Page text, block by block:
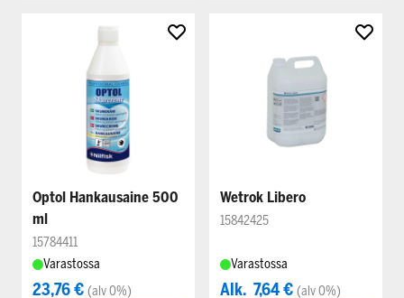
Optol Hankausaine 500
ml
15784411
Varastossa
23,76 € (alv 0%)
Wetrok Libero
15842425
Varastossa
Alk. 7,64 € (alv 0%)